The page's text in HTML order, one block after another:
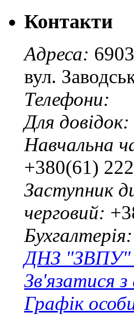
Контакти
Адреса:
вул.
Телефони:
Для довідок:
Навчальна
+380(61)
Заступник
черговий:
Бухгалтерія:
ДНЗ "ЗВПУ"
Зв'язатися
Графік